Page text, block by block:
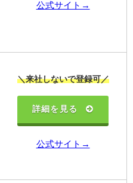
公式サイト→
＼来社しないで登録可／
詳細を見る
公式サイト→